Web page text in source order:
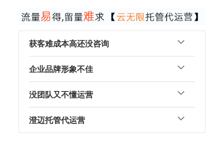
获客难成本高还没咨询
企业品牌形象不佳
没团队又不懂运营
澄迈托管代运营